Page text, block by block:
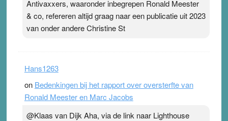
Antivaxxers, waaronder inbegrepen Ronald Meester
& co, refereren altijd graag naar een publicatie uit 2023
van onder andere Christine St
Hans1263
on Bedenkingen bij het rapport over oversterfte van
Ronald Meester en Marc Jacobs
@Klaas van Dijk Aha, via de link naar Lighthouse